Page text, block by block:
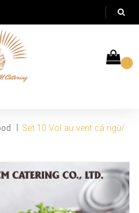
Set 10 Vol au vent cá ngừ/